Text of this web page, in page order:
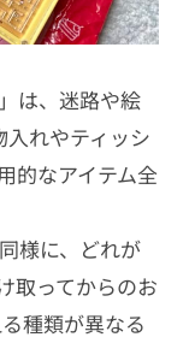
は、迷路や絵
れやティッシ
的なアイテム全
様に、どれが
取ってからのお
種類が異なる